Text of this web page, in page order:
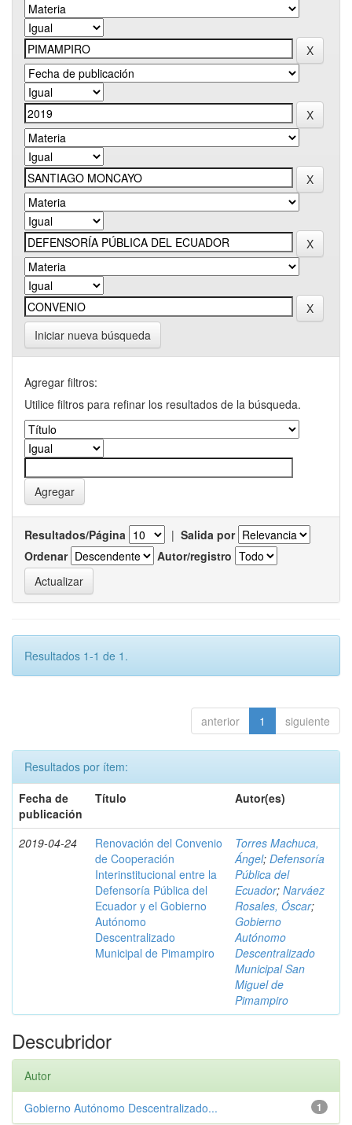
Iniciar nueva búsqueda
Agregar filtros:
Utilice filtros para refinar los resultados de la búsqueda.
Resultados/Página | Salida por
Ordenar
Autor/registro
Resultados 1-1 de 1.
anterior 1 siguiente
Resultados por ítem:
Fecha de
publicación
Título Autor(es)
2019-04-24
Renovación del Convenio
de Cooperación
Interinstitucional entre la
Defensoría Pública del
Ecuador y el Gobierno
Autónomo
Descentralizado
Municipal de Pimampiro
Torres Machuca,
Ángel; Defensoría
Pública del
Ecuador; Narváez
Rosales, Óscar;
Gobierno
Autónomo
Descentralizado
Municipal San
Miguel de
Pimampiro
Descubridor
Autor
1
Gobierno Autónomo Descentralizado...